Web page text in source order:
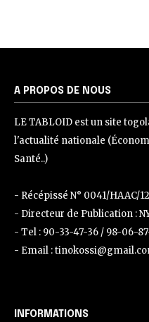
A PROPOS DE NOUS
LE TABLOID est un site
l'actualité nationale
Santé..)
- Récépissé N° 0041/HAAC/
- Directeur de Publication :
- Tel : 90-33-47-36 / 98-06-
- Email :
INFORMATIONS